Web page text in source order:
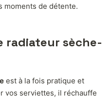
moments de détente.
radiateur sèche-
est à la fois pratique et
vos serviettes, il réchauffe